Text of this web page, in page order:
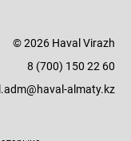
© 2026 Haval Virazh
8 (700) 150 22 60
almaty.kz